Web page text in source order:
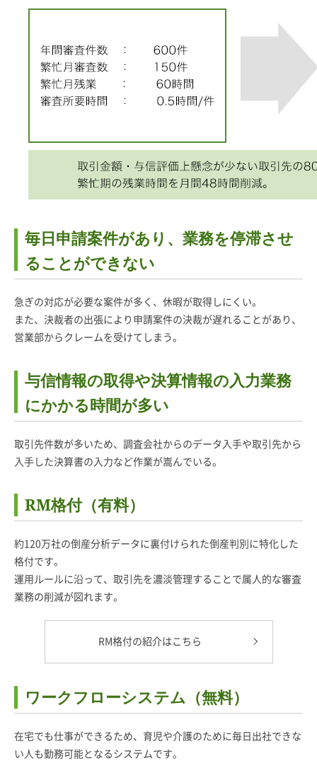
毎日申請案件があり、業務を停滞させ
ることができない
急ぎの対応が必要な案件が多く、休暇が取得しにくい。
また、決裁者の出張により申請案件の決裁が遅れることがあり、
営業部からクレームを受けてしまう。
与信情報の取得や決算情報の入力業務
にかかる時間が多い
取引先件数が多いため、調査会社からのデータ入手や取引先から
入手した決算書の入力など作業が嵩んでいる。
RM格付（有料）
約120万社の倒産分析データに裏付けられた倒産判別に特化した
格付です。
運用ルールに沿って、取引先を濃淡管理することで属人的な審査
業務の削減が図れます。
RM格付の紹介はこちら
ワークフローシステム（無料）
在宅でも仕事ができるため、育児や介護のために毎日出社できな
い人も勤務可能となるシステムです。